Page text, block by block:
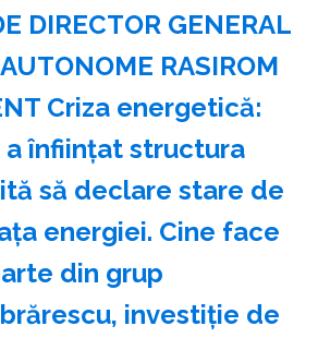
DIRECTOR GENERAL
RASIROM
Criza energetică:
a înființat structura
să declare stare de
energiei. Cine face
din grup
investiție de